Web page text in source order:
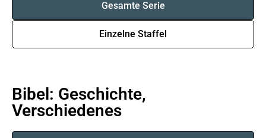
Gesamte Serie
Einzelne Staffel
Bibel: Geschichte,
Verschiedenes